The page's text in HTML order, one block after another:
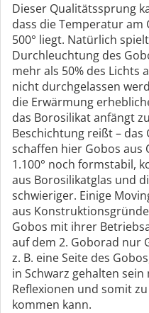
Dieser Qualitätssprung
dass die Temperatur
500° liegt. Natürlich
Durchleuchtung des
mehr als 50% des Lichts
nicht durchgelassen
die Erwärmung
das Borosilikat anfängt
Beschichtung reißt –
schaffen hier Gobos aus
1.100° noch formstabil,
aus Borosilikatglas und
schwieriger. Einige
aus
Gobos mit ihrer
auf dem 2. Goborad nur
z. B. eine Seite des
in Schwarz gehalten
Reflexionen und somit
kommen kann.